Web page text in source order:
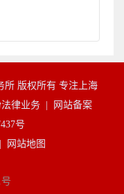
所 版权所有 专注上海
法律业务 |
网站备案
号
网站地图